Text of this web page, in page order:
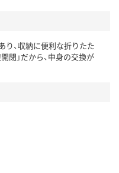
商品詳細「
目
」で確認できます。
り、収納に便利な折りたた
閉」だから、中身の交換が